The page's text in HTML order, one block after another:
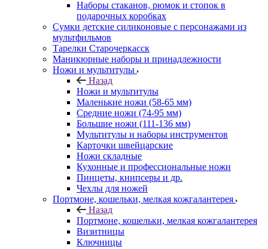
Наборы стаканов, рюмок и стопок в
подарочных коробках
Сумки детские силиконовые с персонажами из
мультфильмов
Тарелки Старочеркасск
Маникюрные наборы и принадлежности
Ножи и мультитулы
Назад
Ножи и мультитулы
Маленькие ножи (58-65 мм)
Средние ножи (74-95 мм)
Большие ножи (111-136 мм)
Мультитулы и наборы инструментов
Карточки швейцарские
Ножи складные
Кухонные и профессиональные ножи
Пинцеты, книпсеры и др.
Чехлы для ножей
Портмоне, кошельки, мелкая кожгалантерея
Назад
Портмоне, кошельки, мелкая кожгалантерея
Визитницы
Ключницы